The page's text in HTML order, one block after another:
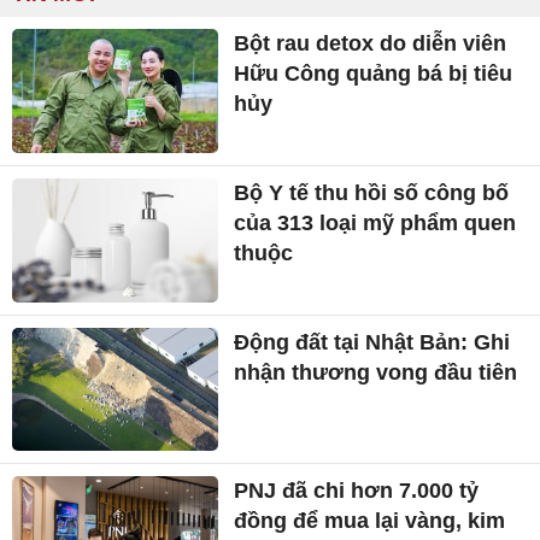
Bột rau detox do diễn viên
Hữu Công quảng bá bị tiêu
hủy
Bộ Y tế thu hồi số công bố
của 313 loại mỹ phẩm quen
thuộc
Động đất tại Nhật Bản: Ghi
nhận thương vong đầu tiên
PNJ đã chi hơn 7.000 tỷ
đồng để mua lại vàng, kim